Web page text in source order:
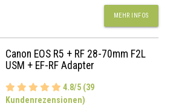
MEHR INFOS
Canon EOS R5 + RF 28-70mm F2L
USM + EF-RF Adapter
4.8/5 (39
Kundenrezensionen)